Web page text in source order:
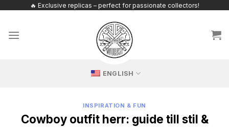
content
🔥 Exclusive replicas – perfect for passionate collectors!
ENGLISH
INSPIRATION & FUN
Cowboy outfit herr: guide till stil &